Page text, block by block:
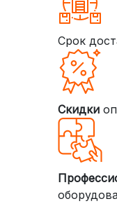
Срок
Скидки